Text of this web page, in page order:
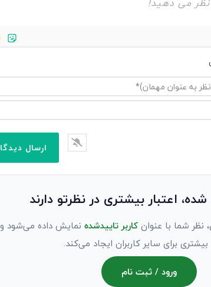
شده، اعتبار بیشتری در نظرتو دارند
نظر شما با عنوانکاربر تاییدشدهنمایش داده می‌شود و
بیشتری برای سایر کاربران ایجاد می‌کند.
ورود / ثبت نام